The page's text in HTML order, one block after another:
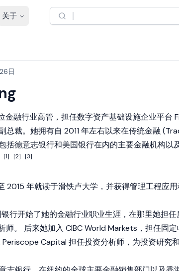
关于
日
金融行业高管，担任数字资产基础设施企业平台
总裁。她拥有自 2011 年左右以来在传统金融
括德意志银行和美国银行在内的主要金融机构以
[1] [2] [3]
2015 年就读于滑铁卢大学，并获得管理工程应用
行开始了她的金融行业职业生涯，在那里她担
师。 后来她加入 CIBC World Markets，担任固
Capital 担任投资分析师，为投资研究